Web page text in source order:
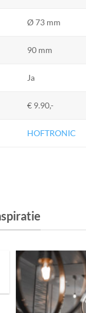
Ø 73 mm
90 mm
Ja
€ 9.90,-
HOFTRONIC